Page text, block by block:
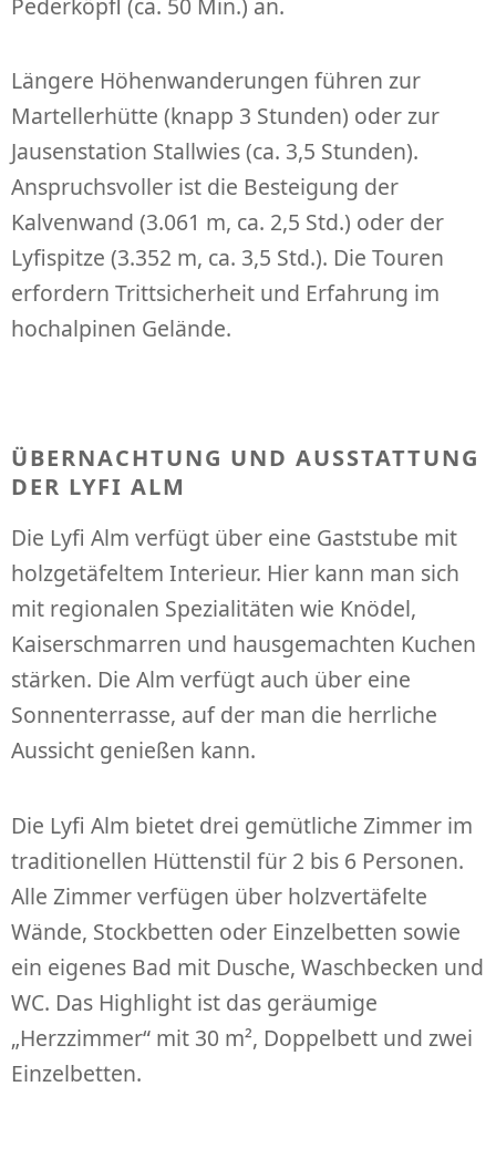
Längere Höhenwanderungen führen zur
Martellerhütte (knapp 3 Stunden) oder zur
Jausenstation Stallwies (ca. 3,5 Stunden).
Anspruchsvoller ist die Besteigung der
Kalvenwand (3.061 m, ca. 2,5 Std.) oder der
Lyfispitze (3.352 m, ca. 3,5 Std.). Die Touren
erfordern Trittsicherheit und Erfahrung im
hochalpinen Gelände.
ÜBERNACHTUNG UND AUSSTATTUNG
DER LYFI ALM
Die Lyfi Alm verfügt über eine Gaststube mit
holzgetäfeltem Interieur. Hier kann man sich
mit regionalen Spezialitäten wie Knödel,
Kaiserschmarren und hausgemachten Kuchen
stärken. Die Alm verfügt auch über eine
Sonnenterrasse, auf der man die herrliche
Aussicht genießen kann.
Die Lyfi Alm bietet drei gemütliche Zimmer im
traditionellen Hüttenstil für 2 bis 6 Personen.
Alle Zimmer verfügen über holzvertäfelte
Wände, Stockbetten oder Einzelbetten sowie
ein eigenes Bad mit Dusche, Waschbecken und
WC. Das Highlight ist das geräumige
„Herzzimmer“ mit 30 m², Doppelbett und zwei
Einzelbetten.